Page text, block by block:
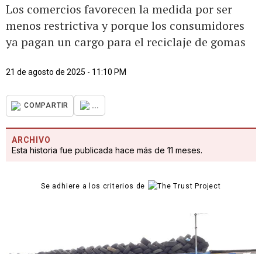
Los comercios favorecen la medida por ser
menos restrictiva y porque los consumidores
ya pagan un cargo para el reciclaje de gomas
21 de agosto de 2025 - 11:10 PM
COMPARTIR ...
ARCHIVO
Esta historia fue publicada hace más de 11 meses.
Se adhiere a los criterios de